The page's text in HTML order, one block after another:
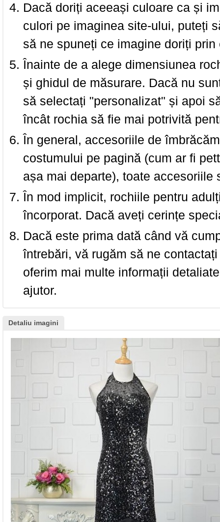
Dacă doriți aceeași culoare ca și
culori pe imaginea site-ului, puteți
să ne spuneți ce imagine doriți prin
Înainte de a alege dimensiunea
și ghidul de măsurare. Dacă nu
să selectați "personalizat" și apoi
încât rochia să fie mai potrivită
În general, accesoriile de
costumului pe pagină (cum ar fi
așa mai departe), toate accesoriile
În mod implicit, rochiile pentru
încorporat. Dacă aveți cerințe
Dacă este prima dată când vă
întrebări, vă rugăm să ne
oferim mai multe informații
ajutor.
Detaliu imagini